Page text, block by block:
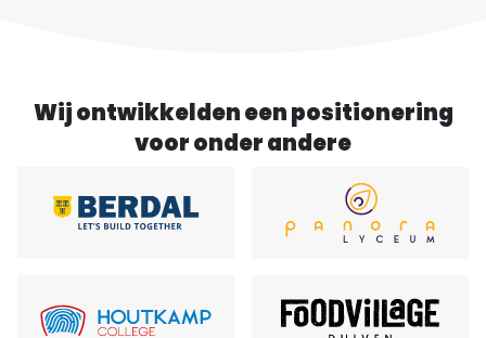
Wij ontwikkelden een positionering
voor onder andere